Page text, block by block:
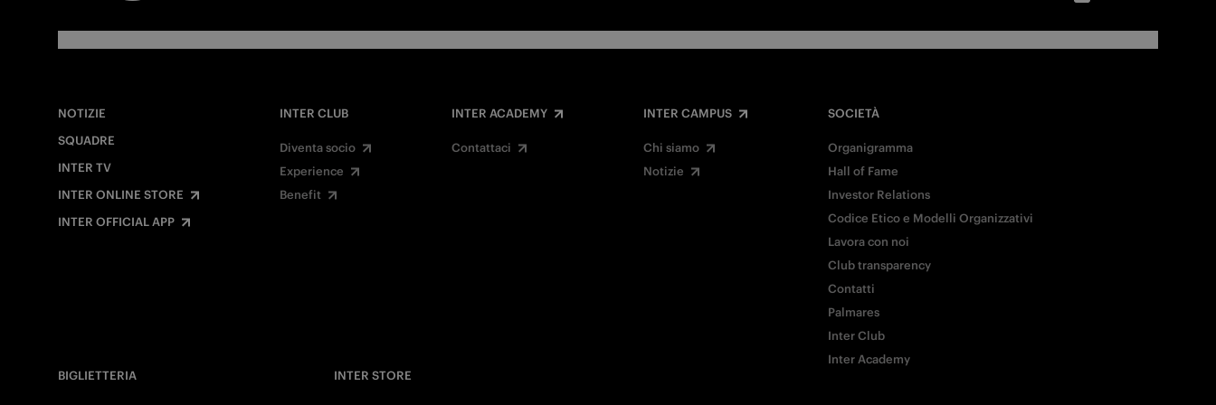
NOTIZIE
SQUADRE
INTER TV
INTER ONLINE STORE
INTER OFFICIAL APP
INTER CLUB
Diventa socio
Experience
Benefit
INTER ACADEMY
Contattaci
INTER CAMPUS
Chi siamo
Notizie
SOCIETÀ
Organigramma
Hall of Fame
Investor Relations
Codice Etico e Modelli Organizzativi
Lavora con noi
Club transparency
Contatti
Palmares
Inter Club
Inter Academy
BIGLIETTERIA
INTER STORE